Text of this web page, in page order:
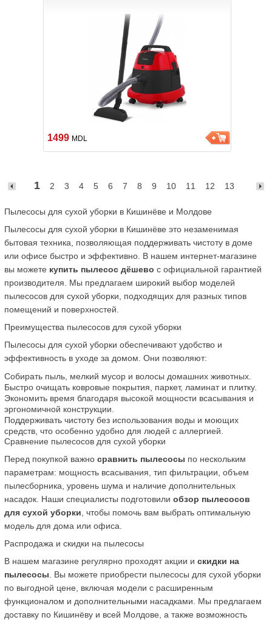
1499 MDL
1 2 3 4 5 6 7 8 9 10 11 12 13
Пылесосы для сухой уборки в Кишинёве и Молдове
Пылесосы для сухой уборки в Кишинёве это незаменимая
бытовая техника, позволяющая поддерживать чистоту в доме
или офисе быстро и эффективно. В нашем интернет-магазине
вы можете купить пылесос дёшево с официальной гарантией
производителя. Мы предлагаем широкий выбор моделей
пылесосов для сухой уборки, подходящих для разных типов
помещений и поверхностей.
Преимущества пылесосов для сухой уборки
Пылесосы для сухой уборки обеспечивают удобство и
эффективность в уходе за домом. Они позволяют:
Собирать пыль, мелкий мусор и волосы домашних животных.
Быстро очищать ковровые покрытия, паркет, ламинат и плитку.
Экономить время благодаря высокой мощности всасывания и
эргономичной конструкции.
Поддерживать чистоту без использования воды и моющих
средств, что особенно удобно для людей с аллергией.
Сравнение пылесосов для сухой уборки
Перед покупкой важно сравнить пылесосы по нескольким
параметрам: мощность всасывания, тип фильтрации, объем
пылесборника, уровень шума и наличие дополнительных
насадок. Наши специалисты подготовили обзор пылесосов
для сухой уборки , чтобы помочь вам выбрать оптимальную
модель для дома или офиса.
Распродажа и скидки на пылесосы
В нашем магазине регулярно проходят акции и скидки на
пылесосы . Вы можете приобрести пылесосы для сухой уборки
по выгодной цене, включая модели с расширенным
функционалом и дополнительными насадками. Мы предлагаем
доставку по Кишинёву и всей Молдове, а также возможность